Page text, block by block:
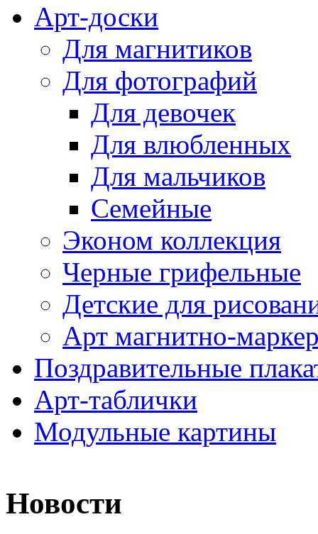
Арт-доски
Для магнитиков
Для фотографий
Для девочек
Для влюбленных
Для мальчиков
Семейные
Эконом коллекция
Черные грифельные
Детские для
Арт магнитно-
Поздравительные
Арт-таблички
Модульные картины
Новости